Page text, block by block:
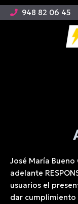
Ir
948 82 06 45
José María
adelante
usuarios el
dar cumplimiento